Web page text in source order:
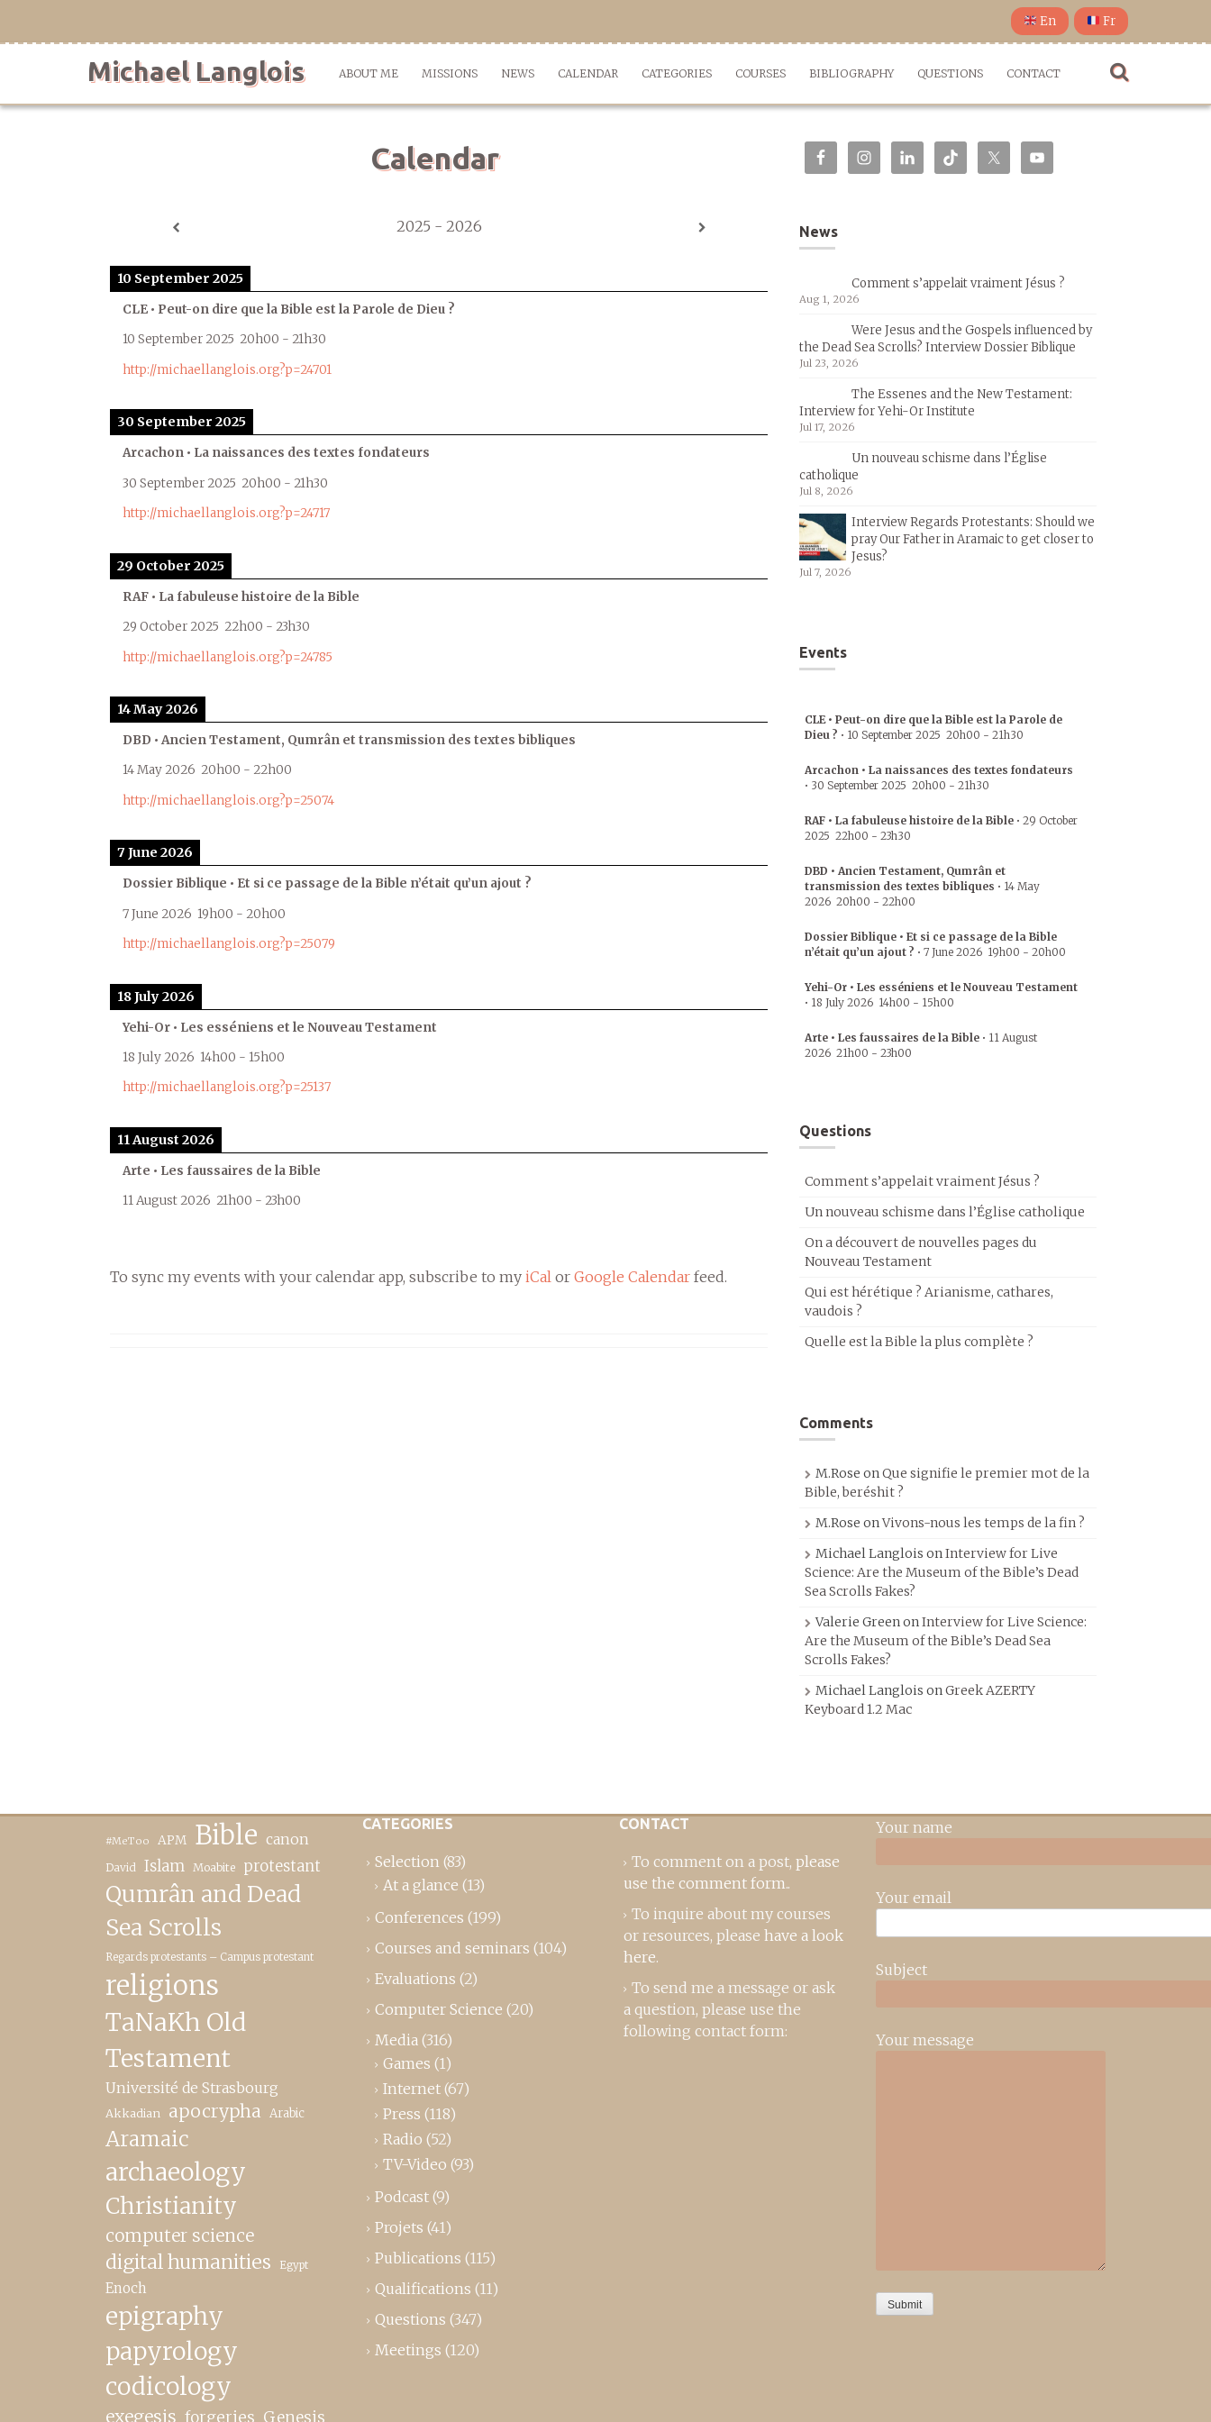
En Fr
Michael Langlois ABOUT ME MISSIONS NEWS CALENDAR CATEGORIES COURSES BIBLIOGRAPHY QUESTIONS CONTACT
Calendar
2025 - 2026
10 September 2025
CLE • Peut-on dire que la Bible est la Parole de Dieu ?
10 September 2025 20h00 - 21h30
http://michaellanglois.org?p=24701
30 September 2025
Arcachon • La naissances des textes fondateurs
30 September 2025 20h00 - 21h30
http://michaellanglois.org?p=24717
29 October 2025
RAF • La fabuleuse histoire de la Bible
29 October 2025 22h00 - 23h30
http://michaellanglois.org?p=24785
14 May 2026
DBD • Ancien Testament, Qumrân et transmission des textes bibliques
14 May 2026 20h00 - 22h00
http://michaellanglois.org?p=25074
7 June 2026
Dossier Biblique • Et si ce passage de la Bible n’était qu’un ajout ?
7 June 2026 19h00 - 20h00
http://michaellanglois.org?p=25079
18 July 2026
Yehi-Or • Les esséniens et le Nouveau Testament
18 July 2026 14h00 - 15h00
http://michaellanglois.org?p=25137
11 August 2026
Arte • Les faussaires de la Bible
11 August 2026 21h00 - 23h00
To sync my events with your calendar app, subscribe to my iCal or Google Calendar feed.
News
Comment s’appelait vraiment Jésus ?
Aug 1, 2026
Were Jesus and the Gospels influenced by
the Dead Sea Scrolls? Interview Dossier Biblique
Jul 23, 2026
The Essenes and the New Testament:
Interview for Yehi-Or Institute
Jul 17, 2026
Un nouveau schisme dans l’Église
catholique
Jul 8, 2026
Interview Regards Protestants: Should we
pray Our Father in Aramaic to get closer to
Jesus?
Jul 7, 2026
Events
CLE • Peut-on dire que la Bible est la Parole de
Dieu ? • 10 September 2025 20h00 - 21h30
Arcachon • La naissances des textes fondateurs
• 30 September 2025 20h00 - 21h30
RAF • La fabuleuse histoire de la Bible • 29 October
2025 22h00 - 23h30
DBD • Ancien Testament, Qumrân et
transmission des textes bibliques • 14 May
2026 20h00 - 22h00
Dossier Biblique • Et si ce passage de la Bible
n’était qu’un ajout ? • 7 June 2026 19h00 - 20h00
Yehi-Or • Les esséniens et le Nouveau Testament
• 18 July 2026 14h00 - 15h00
Arte • Les faussaires de la Bible • 11 August
2026 21h00 - 23h00
Questions
Comment s’appelait vraiment Jésus ?
Un nouveau schisme dans l’Église catholique
On a découvert de nouvelles pages du
Nouveau Testament
Qui est hérétique ? Arianisme, cathares,
vaudois ?
Quelle est la Bible la plus complète ?
Comments
M.Rose onQue signifie le premier mot de la
Bible, beréshit ?
M.Rose onVivons-nous les temps de la fin ?
Michael Langlois onInterview for Live
Science: Are the Museum of the Bible’s Dead
Sea Scrolls Fakes?
Valerie GreenonInterview for Live Science:
Are the Museum of the Bible’s Dead Sea
Scrolls Fakes?
Michael Langlois onGreek AZERTY
Keyboard 1.2 Mac
#MeToo APM Bible canon
David Islam Moabite protestant
Qumrân and Dead
Sea Scrolls
Regards protestants – Campus protestant
religions
TaNaKh Old
Testament
Université de Strasbourg
Akkadian apocrypha Arabic
Aramaic
archaeology
Christianity
computer science
digital humanities Egypt
Enoch
epigraphy
papyrology
codicology
exegesis forgeries Genesis
CATEGORIES
Selection (83)
At a glance (13)
Conferences (199)
Courses and seminars (104)
Evaluations (2)
Computer Science (20)
Media (316)
Games (1)
Internet (67)
Press (118)
Radio (52)
TV-Video (93)
Podcast (9)
Projets (41)
Publications (115)
Qualifications (11)
Questions (347)
Meetings (120)
CONTACT
To comment on a post, please
use the comment form..
To inquire about my courses
or resources, please have a look
here.
To send me a message or ask
a question, please use the
following contact form:
Your name
Your email
Subject
Your message